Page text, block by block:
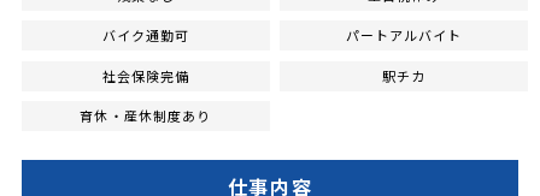
バイク通勤可 パートアルバイト
社会保険完備 駅チカ
育休・産休制度あり
仕事内容